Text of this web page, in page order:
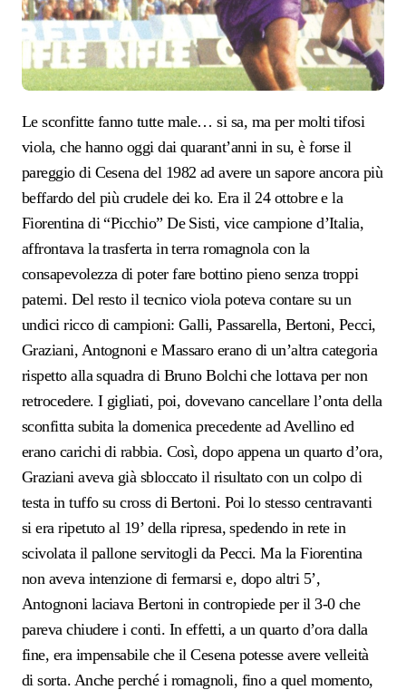
Le sconfitte fanno tutte male…si sa, ma per molti tifosi
viola,che hanno oggi dai quarant’anni in su, è forse il
pareggio di Cesena del 1982 ad avere un sapore ancora più
beffardo del più crudele dei ko. Era il 24 ottobre e la
Fiorentina di “Picchio” De Sisti, vice campione d’Italia,
affrontava la trasferta in terra romagnola con la
consapevolezza di poter fare bottino pieno senza troppi
patemi. Del resto il tecnico viola poteva contare su un
undici ricco di campioni: Galli, Passarella, Bertoni, Pecci,
Graziani, Antognoni e Massaro erano di un’altra categoria
rispetto alla squadra di Bruno Bolchi che lottava per non
retrocedere. I gigliati, poi, dovevano cancellare l’onta della
sconfitta subita la domenica precedente ad Avellino ed
erano carichi di rabbia. Così, dopo appena un quarto d’ora,
Graziani aveva già sbloccato il risultato con un colpo di
testa in tuffo su cross di Bertoni. Poi lo stesso centravanti
si era ripetuto al 19’ della ripresa, spedendo in rete in
scivolata il pallone servitogli da Pecci. Ma la Fiorentina
non aveva intenzione di fermarsi e, dopo altri 5’,
Antognoni laciava Bertoni in contropiede per il 3-0 che
pareva chiudere i conti. In effetti, a un quarto d’ora dalla
fine, era impensabile che il Cesena potesse avere velleità
di sorta. Anche perché i romagnoli, fino a quel momento,